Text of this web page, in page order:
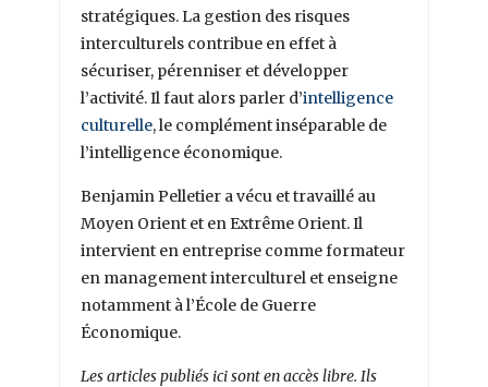
stratégiques. La gestion des risques
interculturels contribue en effet à
sécuriser, pérenniser et développer
l’activité. Il faut alors parler d’intelligence
culturelle, le complément inséparable de
l’intelligence économique.
Benjamin Pelletier a vécu et travaillé au
Moyen Orient et en Extrême Orient. Il
intervient en entreprise comme formateur
en management interculturel et enseigne
notamment à l’École de Guerre
Économique.
Les articles publiés ici sont en accès libre. Ils